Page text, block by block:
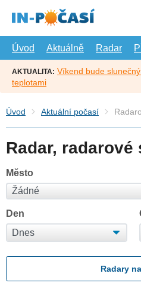
hlavní
Úvod
Aktuálně Radar
AKTUALITA: Víkend bude
teplotami
Úvod Aktuální počasí
Radar, radarové
Město
Den
Radary